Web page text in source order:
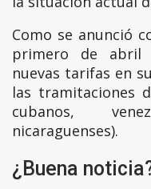
Como se anunció
primero de abril
nuevas tarifas en
las tramitaciones
cubanos,
nicaraguenses).
¿Buena